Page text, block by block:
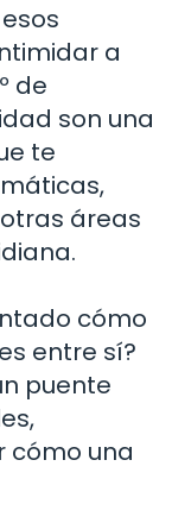
a
de
son una
te
áreas
cómo
entre sí?
puente
cómo una